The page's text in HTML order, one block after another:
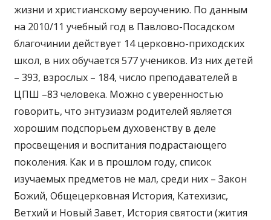
жизни и христианскому вероучению. По данным
на 2010/11 учебный год в Павлово-Посадском
благочинии действует 14 церковно-приходских
школ, в них обучается 577 учеников. Из них детей
– 393, взрослых – 184, число преподавателей в
ЦПШ –83 человека. Можно с уверенностью
говорить, что энтузиазм родителей является
хорошим подспорьем духовенству в деле
просвещения и воспитания подрастающего
поколения. Как и в прошлом году, список
изучаемых предметов не мал, среди них – Закон
Божий, Общецерковная История, Катехизис,
Ветхий и Новый Завет, История святости (жития